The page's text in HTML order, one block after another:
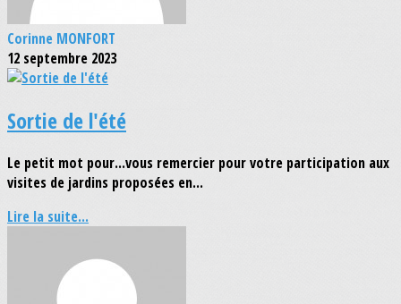
Corinne MONFORT
12 septembre 2023
Sortie de l'été
Le petit mot pour...vous remercier pour votre participation aux
visites de jardins proposées en...
Lire la suite...